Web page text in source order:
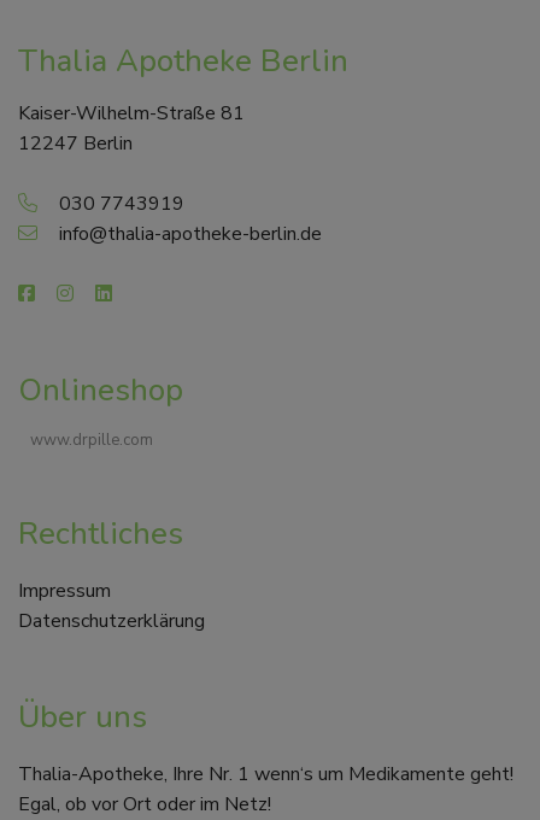
Thalia Apotheke Berlin
Kaiser-Wilhelm-Straße 81
12247 Berlin
030 7743919
info@thalia-apotheke-berlin.de
Onlineshop
www.drpille.com
Rechtliches
Impressum
Datenschutzerklärung
Über uns
Thalia-Apotheke, Ihre Nr. 1 wenn‘s um Medikamente geht!
Egal, ob vor Ort oder im Netz!